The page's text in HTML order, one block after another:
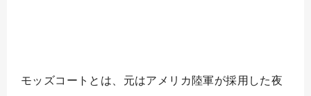
モッズコートとは、元はアメリカ陸軍が採用した夜